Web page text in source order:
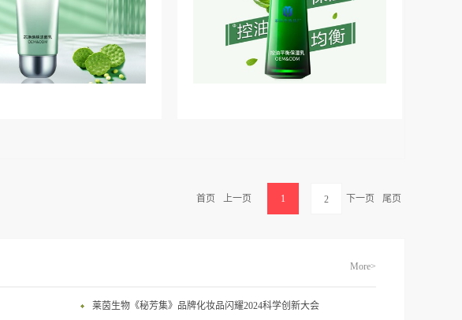
首页 上一页 1 2 下一页 尾页
More>
莱茵生物《秘芳集》品牌化妆品闪耀2024科学创新大会